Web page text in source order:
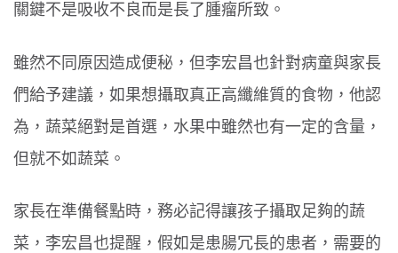
關鍵不是吸收不良而是長了腫瘤所致。
雖然不同原因造成便秘，但李宏昌也針對病童與家長
們給予建議，如果想攝取真正高纖維質的食物，他認
為，蔬菜絕對是首選，水果中雖然也有一定的含量，
但就不如蔬菜。
家長在準備餐點時，務必記得讓孩子攝取足夠的蔬
菜，李宏昌也提醒，假如是患腸冗長的患者，需要的